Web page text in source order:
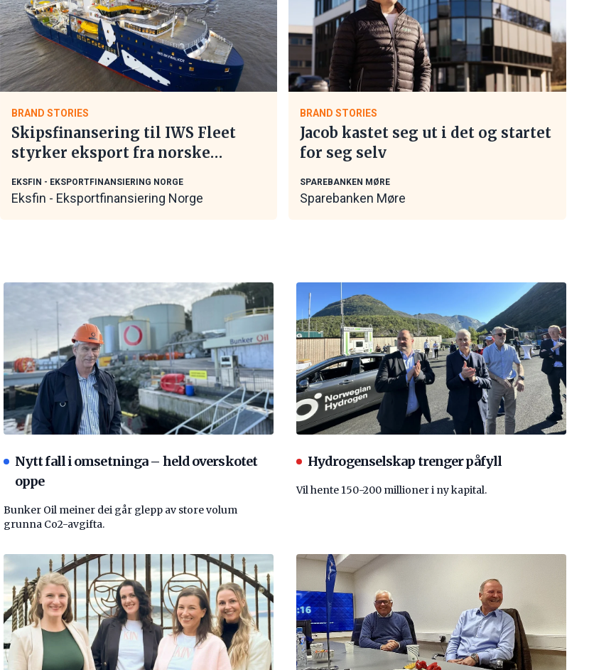
BRAND STORIES
Skipsfinansering til IWS Fleet
styrker eksport fra norske
EKSFIN - EKSPORTFINANSIERING NORGE
Eksfin - Eksportfinansiering Norge
BRAND STORIES
Jacob kastet seg ut i det og startet
for seg selv
SPAREBANKEN MØRE
Sparebanken Møre
Nytt fall i omsetninga – held overskotet
oppe
Bunker Oil meiner dei går glepp av store volum
grunna Co2-avgifta.
Hydrogenselskap trenger påfyll
Vil hente 150-200 millioner i ny kapital.